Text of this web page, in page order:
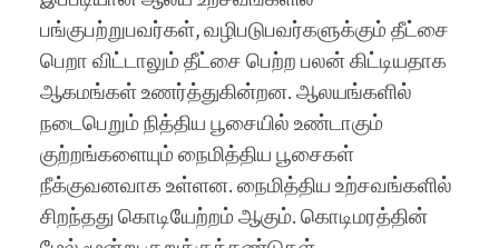
பங்குபற்றுபவர்கள், வழிபடுபவர்களுக்கும் தீட்சை
பெறா விட்டாலும் தீட்சை பெற்ற பலன் கிட்டியதாக
ஆகமங்கள் உணர்த்துகின்றன. ஆலயங்களில்
நடைபெறும் நித்திய பூசையில் உண்டாகும்
குற்றங்களையும் நைமித்திய பூசைகள்
நீக்குவனவாக உள்ளன. நைமித்திய உற்சவங்களில்
சிறந்தது கொடியேற்றம் ஆகும். கொடிமரத்தின்